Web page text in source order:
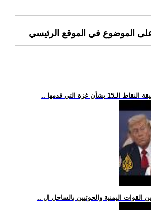
على الموضوع في الموقع الرئيسي
بشأن غزة التي قدمها
القوات اليمنية والحوثيين بالساحل ال